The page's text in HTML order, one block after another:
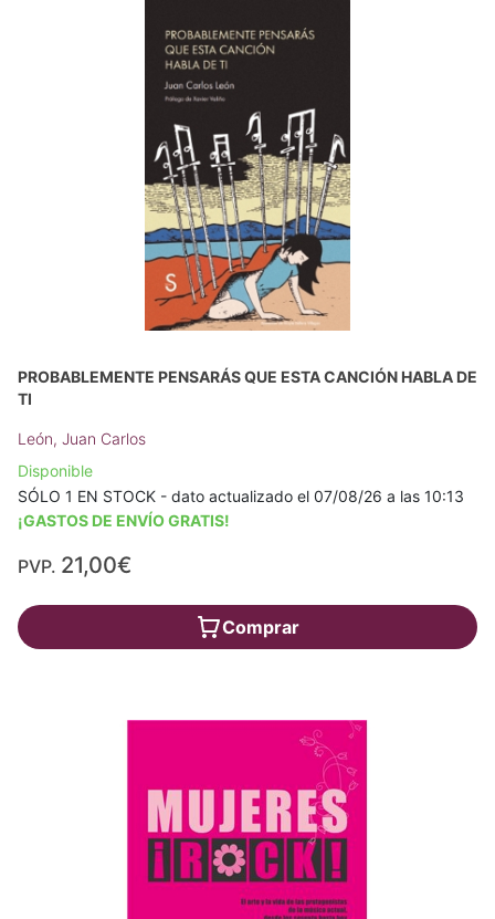
PROBABLEMENTE PENSARÁS QUE ESTA CANCIÓN HABLA DE
TI
León, Juan Carlos
Disponible
SÓLO 1 EN STOCK - dato actualizado el 07/08/26 a las 10:13
¡GASTOS DE ENVÍO GRATIS!
PVP. 21,00€
Comprar